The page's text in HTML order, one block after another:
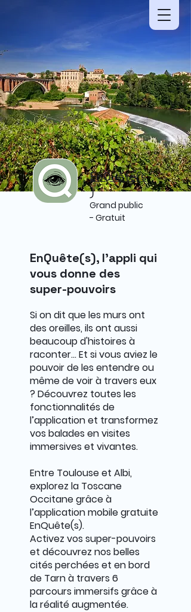
EnQuête(s
)
Grand public
- Gratuit
EnQuête(s), l’appli qui
vous donne des
super-pouvoirs
Si on dit que les murs ont
des oreilles, ils ont aussi
beaucoup d'histoires à
raconter... Et si vous aviez le
pouvoir de les entendre ou
même de voir à travers eux
? Découvrez toutes les
fonctionnalités de
l’application et transformez
vos balades en visites
immersives et vivantes.
Entre Toulouse et Albi,
explorez la Toscane
Occitane grâce à
l’application mobile gratuite
EnQuête(s).
Activez vos super-pouvoirs
et découvrez nos belles
cités perchées et en bord
de Tarn à travers 6
parcours immersifs grâce à
la réalité augmentée.